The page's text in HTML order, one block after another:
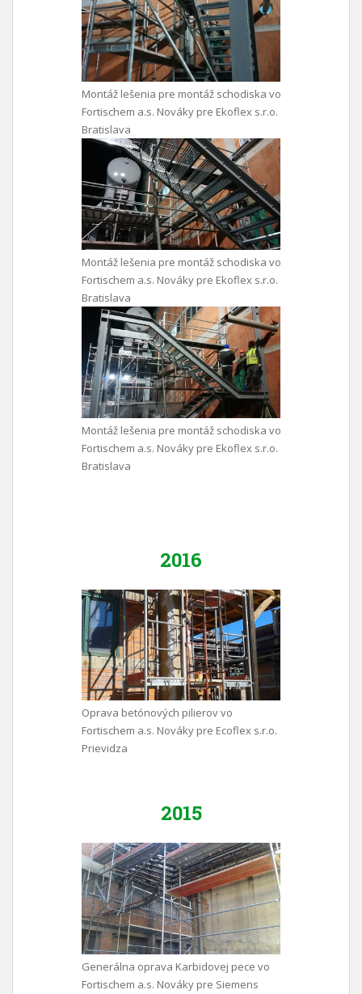
Montáž lešenia pre montáž schodiska vo
Fortischem a.s. Nováky pre Ekoflex s.r.o.
Bratislava
Montáž lešenia pre montáž schodiska vo
Fortischem a.s. Nováky pre Ekoflex s.r.o.
Bratislava
Montáž lešenia pre montáž schodiska vo
Fortischem a.s. Nováky pre Ekoflex s.r.o.
Bratislava
2016
Oprava betónových pilierov vo
Fortischem a.s. Nováky pre Ecoflex s.r.o.
Prievidza
2015
Generálna oprava Karbidovej pece vo
Fortischem a.s. Nováky pre Siemens